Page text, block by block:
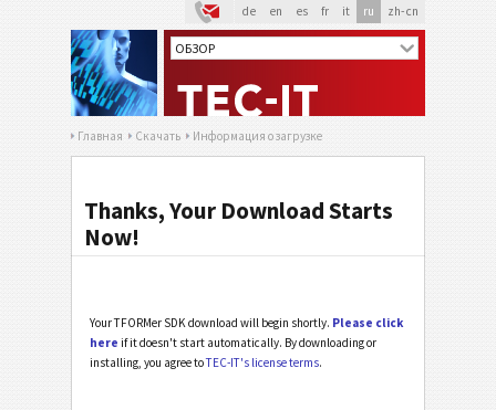
de en es fr it ru zh-cn
Главная Скачать Информация о загрузке
Thanks, Your Download Starts
Now!
Your TFORMer SDK download will begin shortly. Please click
here if it doesn't start automatically. By downloading or
installing, you agree toTEC-IT's license terms.